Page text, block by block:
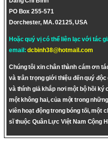
PO Box 255-571
Dorchester, MA. 02125, USA
Hoặc quý vị có thể liên lạc với tác
email:dcbinh38@hotmail.com
Chúng tôi xin chân thành cám ơn
và trân trọng giới thiệu đến quý độc
và thính giả khắp nơi một bộ hồi ký
một không hai, của một trong
viên hoạt động trong bóng tối, một
sĩ thuộc Quân Lực Việt Nam Cộng